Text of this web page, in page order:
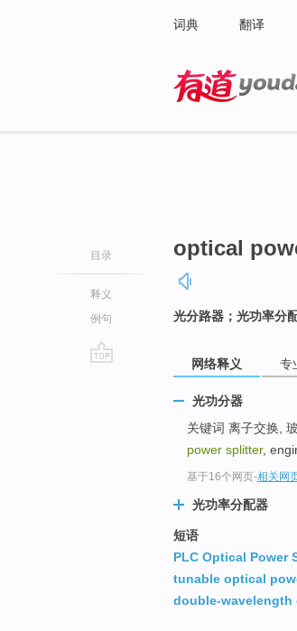
词典 翻译
目录
释义
例句
optical
光分路器；光功率分
网络释义 专
光功分器
关键词 离子交换,
power splitter,
基于16个网页-相关网
光功率分配器
短语
PLC Optical Power
tunable optical
double-